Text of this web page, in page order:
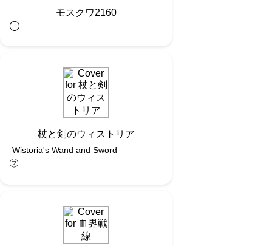
モスクワ2160
◯︎
杖と剣のウィストリア
Wistoria's Wand and Sword
㋫